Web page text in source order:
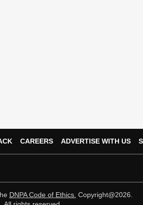
CAREERS ADVERTISE WITH US
DNPA Code of Ethics. Copyright@2026.